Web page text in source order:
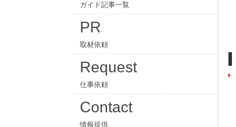
ガイド記事一覧
PR
取材依頼
Request
仕事依頼
Contact
情報提供